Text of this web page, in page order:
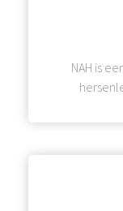
NAH is